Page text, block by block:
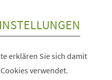
erklären Sie sich damit
verwendet.